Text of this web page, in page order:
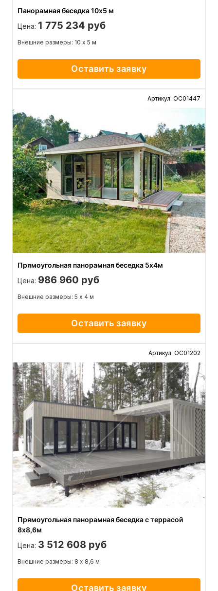
Панорамная беседка 10х5 м
Цена: 1 775 234 руб
Внешние размеры: 10 х 5 м
Оставить заявку
Артикул: ОС01447
Прямоугольная панорамная беседка 5х4м
Цена: 986 960 руб
Внешние размеры: 5 х 4 м
Оставить заявку
Артикул: ОС01202
Прямоугольная панорамная беседка с террасой
8х8,6м
Цена: 3 512 608 руб
Внешние размеры: 8 х 8,6 м
Оставить заявку